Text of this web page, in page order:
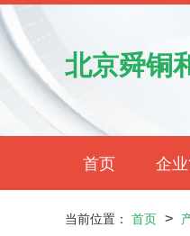
北京舜铜
首页 企
当前位置： 首页 >